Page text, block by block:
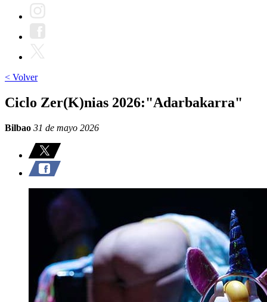
< Volver
Ciclo Zer(K)nias 2026:"Adarbakarra"
Bilbao 31 de mayo 2026